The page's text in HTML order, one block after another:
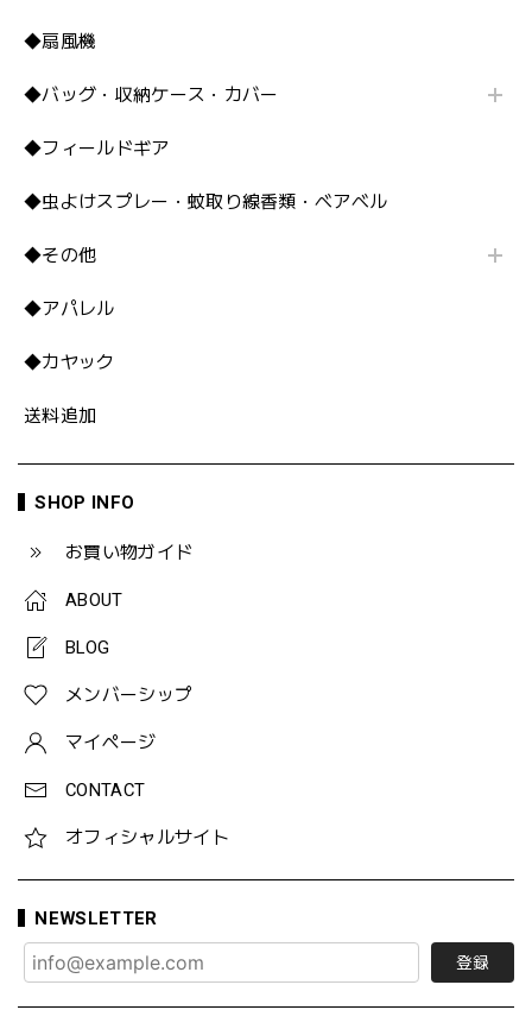
◆扇風機
◆バッグ・収納ケース・カバー
◆フィールドギア
◆虫よけスプレー・蚊取り線香類・ベアベル
◆その他
◆アパレル
◆カヤック
送料追加
SHOP INFO
お買い物ガイド
ABOUT
BLOG
メンバーシップ
マイページ
CONTACT
オフィシャルサイト
NEWSLETTER
登録